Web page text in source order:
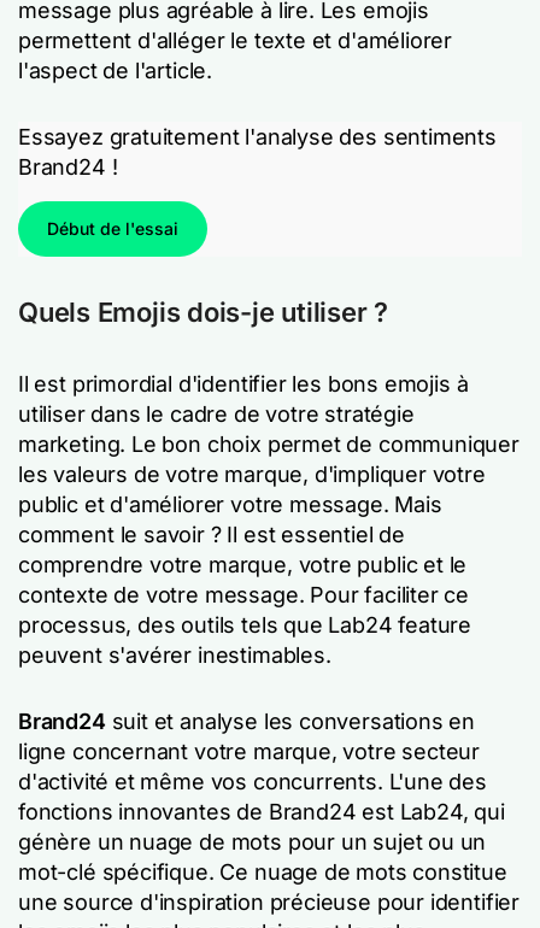
message plus agréable à lire. Les emojis
permettent d'alléger le texte et d'améliorer
l'aspect de l'article.
Essayez gratuitement l'analyse des sentiments
Brand24 !
Début de l'essai
Quels Emojis dois-je utiliser ?
Il est primordial d'identifier les bons emojis à
utiliser dans le cadre de votre stratégie
marketing. Le bon choix permet de communiquer
les valeurs de votre marque, d'impliquer votre
public et d'améliorer votre message. Mais
comment le savoir ? Il est essentiel de
comprendre votre marque, votre public et le
contexte de votre message. Pour faciliter ce
processus, des outils tels que Lab24 feature
peuvent s'avérer inestimables.
Brand24suit et analyse les conversations en
ligne concernant votre marque, votre secteur
d'activité et même vos concurrents. L'une des
fonctions innovantes de Brand24 est Lab24, qui
génère un nuage de mots pour un sujet ou un
mot-clé spécifique. Ce nuage de mots constitue
une source d'inspiration précieuse pour identifier